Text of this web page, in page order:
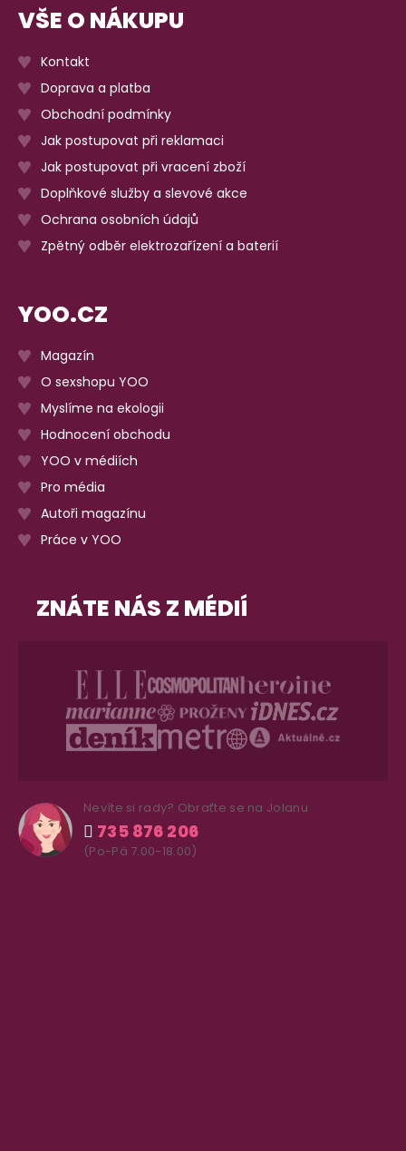
VŠE O NÁKUPU
Kontakt
Doprava a platba
Obchodní podmínky
Jak postupovat při reklamaci
Jak postupovat při vracení zboží
Doplňkové služby a slevové akce
Ochrana osobních údajů
Zpětný odběr elektrozařízení a baterií
YOO.CZ
Magazín
O sexshopu YOO
Myslíme na ekologii
Hodnocení obchodu
YOO v médiích
Pro média
Autoři magazínu
Práce v YOO
ZNÁTE NÁS Z MÉDIÍ
Nevíte si rady? Obraťte se na Jolanu
735 876 206
(Po-Pá 7.00-18.00)